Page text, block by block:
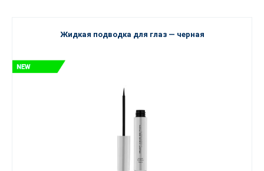
Жидкая подводка для глаз — черная